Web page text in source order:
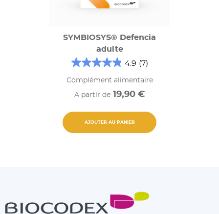
SYMBIOSYS® Defencia
adulte
4.9 (7)
Complément alimentaire
A partir de 19,90 €
AJOUTER AU PANIER